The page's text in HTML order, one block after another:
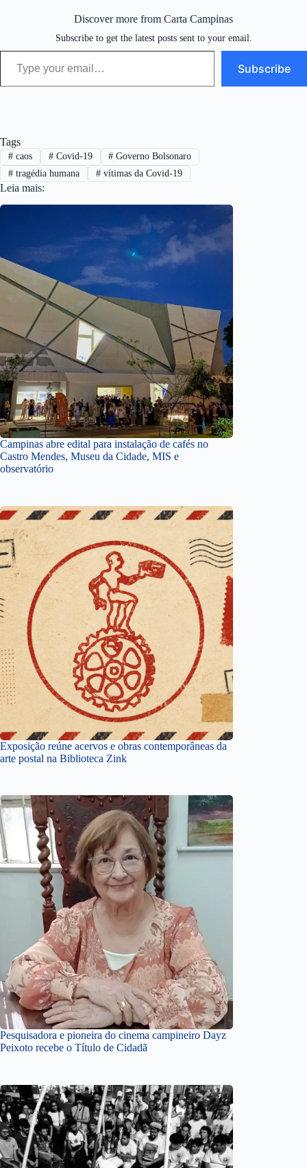
Discover more from Carta Campinas
Subscribe to get the latest posts sent to your email.
Type your email…
Subscribe
Tags
#caos #Covid-19 # Governo Bolsonaro
#tragédia humana #vítimas da Covid-19
Leia mais:
Campinas abre edital para instalação de cafés no
Castro Mendes, Museu da Cidade, MIS e
observatório
Exposição reúne acervos e obras contemporâneas da
arte postal na Biblioteca Zink
Pesquisadora e pioneira do cinema campineiro Dayz
Peixoto recebe o Título de Cidadã